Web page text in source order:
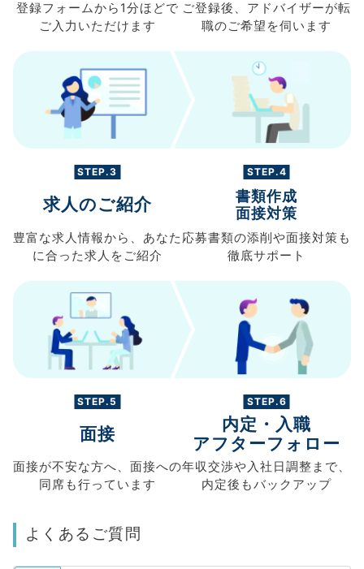
登録フォームから 1分ほどで
ご入力 いただけます
ご登録後、 アドバイザーが転
職のご希望を伺います
STEP.3
求人のご紹介
豊富な求人情報から、 あなた
に合った求人を ご紹介
STEP.4
書類作成
面接対策
応募書類の添削や面接対策も
徹底サポート
STEP.5
面接
面接が不安な方へ、 面接への
同席も行っています
STEP.6
内定・入職
アフターフォロー
年収交渉や入社日調整まで、
内定後もバックアップ
よくあるご質問